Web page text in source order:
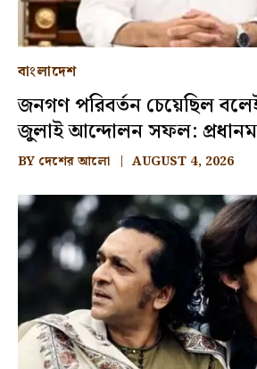
বাংলাদেশ
জনগণ পরিবর্তন চেয়েছিল
জুলাই আন্দোলন সফল:
BY দেশের আলো AUGUST 4, 2026